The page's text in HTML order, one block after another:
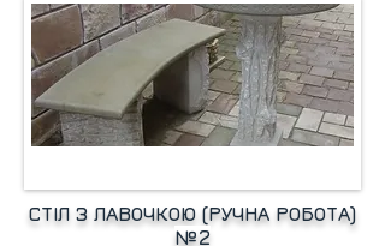
СТІЛ З ЛАВОЧКОЮ (РУЧНА РОБОТА)
№2